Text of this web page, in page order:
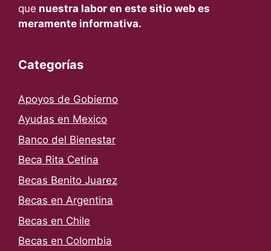
que nuestra labor en este sitio web es
meramente informativa.
Categorías
Apoyos de Gobierno
Ayudas en Mexico
Banco del Bienestar
Beca Rita Cetina
Becas Benito Juarez
Becas en Argentina
Becas en Chile
Becas en Colombia